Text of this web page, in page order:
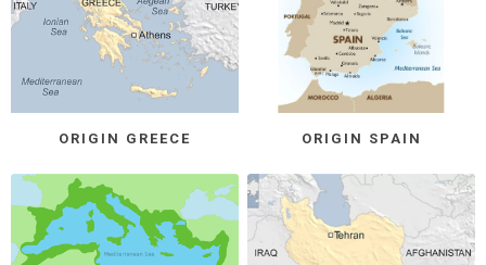
ORIGIN GREECE ORIGIN SPAIN